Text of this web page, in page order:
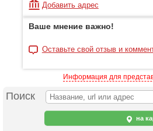
Добавить адрес
Ваше мнение важно!
Оставьте свой отзыв и
Информация для
Поиск
на